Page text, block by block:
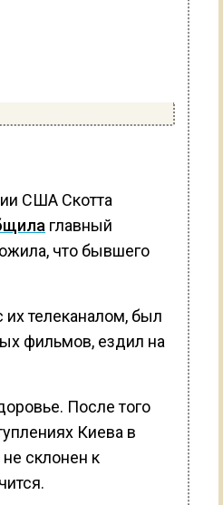
США Скотта
главный
что бывшего
телеканалом, был
фильмов, ездил на
После того
Киева в
склонен к